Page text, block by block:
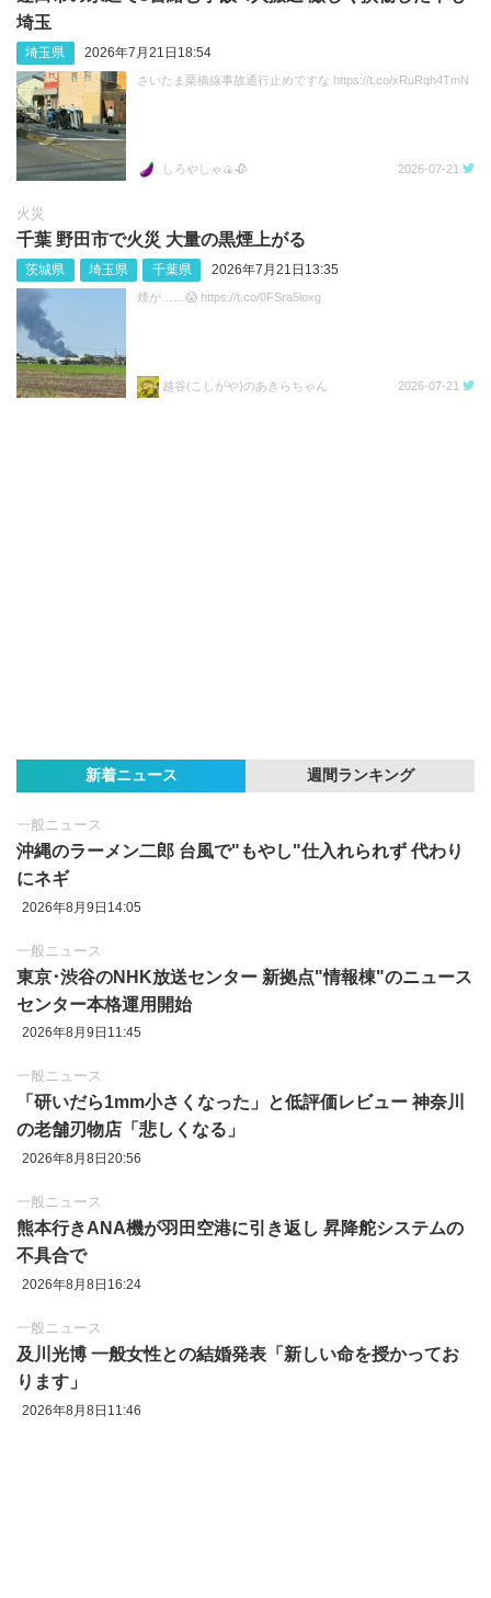
埼玉
埼玉県 2026年7月21日18:54
さいたま栗橋線事故通行止めですな https://t.co/xRuRqh4TmN
しろやしゃ🍙🥀 2026-07-21
火災
千葉 野田市で火災 大量の黒煙上がる
茨城県 埼玉県 千葉県 2026年7月21日13:35
煙が……😱 https://t.co/0FSra5loxg
越谷(こしがや)のあきらちゃん 2026-07-21
新着ニュース 週間ランキング
一般ニュース
沖縄のラーメン二郎 台風で"もやし"仕入れられず 代わり
にネギ
2026年8月9日14:05
一般ニュース
東京‪･‬渋谷のNHK放送センター 新拠点"情報棟"のニュース
センター本格運用開始
2026年8月9日11:45
一般ニュース
「研いだら1mm小さくなった」と低評価レビュー 神奈川
の老舗刃物店「悲しくなる」
2026年8月8日20:56
一般ニュース
熊本行きANA機が羽田空港に引き返し 昇降舵システムの
不具合で
2026年8月8日16:24
一般ニュース
及川光博 一般女性との結婚発表「新しい命を授かってお
ります」
2026年8月8日11:46